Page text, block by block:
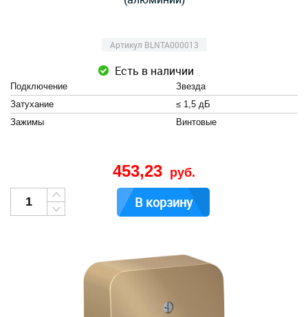
Артикул BLNTA000013
Есть в наличии
Подключение
Звезда
Затухание
≤ 1,5 дБ
Зажимы
Винтовые
453,23 руб.
В корзину